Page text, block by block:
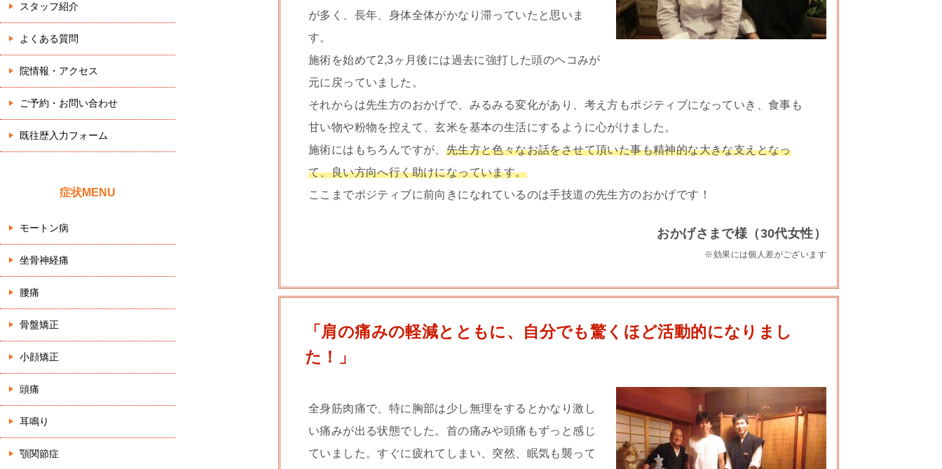
が多く、長年、身体全体がかなり滞っていたと思いま
す。
施術を始めて2,3ヶ月後には過去に強打した頭のヘコみが
元に戻っていました。
それからは先生方のおかげで、みるみる変化があり、考え方もポジティブになっていき、食事も
甘い物や粉物を控えて、玄米を基本の生活にするように心がけました。
施術にはもちろんですが、 先生方と色々なお話をさせて頂いた事も精神的な大きな支えとなっ
て、良い方向へ行く助けになっています。
ここまでポジティブに前向きになれているのは手技道の先生方のおかげです！
おかげさまで様（30代女性）
※効果には個人差がございます
「肩の痛みの軽減とともに、自分でも驚くほど活動的になりまし
た！」
全身筋肉痛で、特に胸部は少し無理をするとかなり激し
い痛みが出る状態でした。首の痛みや頭痛もずっと感じ
ていました。すぐに疲れてしまい、突然、眠気も襲って
スタッフ紹介
よくある質問
院情報・アクセス
ご予約・お問い合わせ
既往歴入力フォーム
症状MENU
モートン病
坐骨神経痛
腰痛
骨盤矯正
小顔矯正
頭痛
耳鳴り
顎関節症